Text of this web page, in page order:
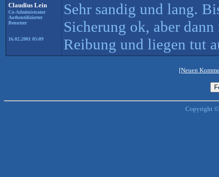
Claudius Lein
Co-Administrator
Authentifizierter
Benutzer
16.02.2001 05:09
Sehr sandig und lang.
Sicherung ok, aber
Reibung und liegen tut
[Neuen
Copyright ©